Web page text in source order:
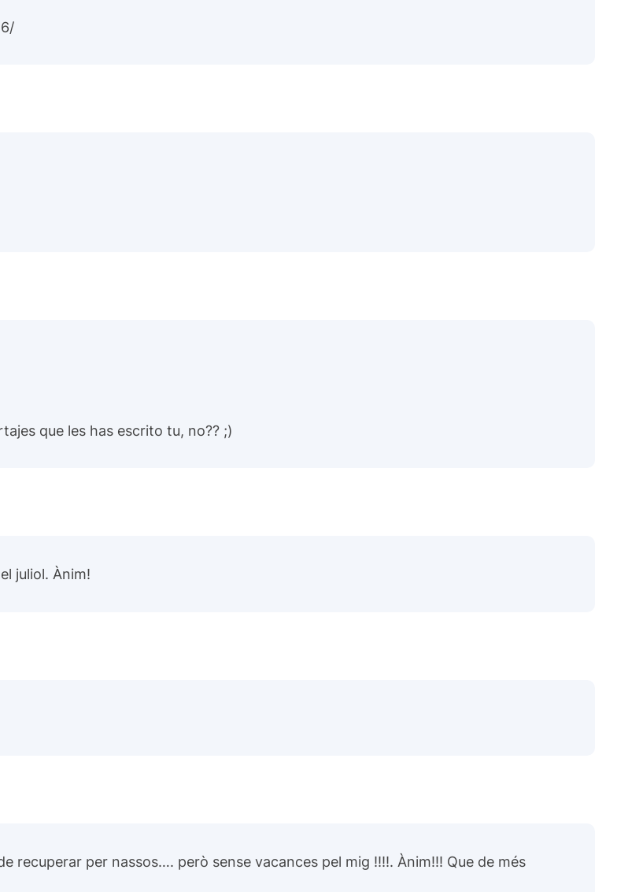
que les has escrito tu, no?? ;)
juliol. Ànim!
recuperar per nassos…. però sense vacances pel mig !!!!. Ànim!!! Que de més